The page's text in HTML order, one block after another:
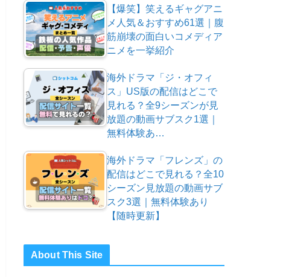
【爆笑】笑えるギャグアニ
メ人気＆おすすめ61選｜腹
筋崩壊の面白いコメディア
ニメを一挙紹介
海外ドラマ「ジ・オフィ
ス」US版の配信はどこで
見れる？全9シーズンが見
放題の動画サブスク1選｜
無料体験あ…
海外ドラマ「フレンズ」の
配信はどこで見れる？全10
シーズン見放題の動画サブ
スク3選｜無料体験あり
【随時更新】
About This Site